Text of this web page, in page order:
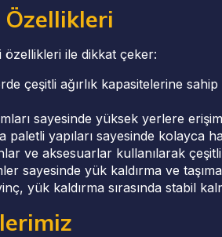
ile dikkat çeker:
çeşitli ağırlık kapasitelerine
sayesinde yüksek yerlere
paletli yapıları sayesinde kolayca
ve aksesuarlar kullanılarak
sayesinde yük kaldırma ve
yük kaldırma sırasında stabil